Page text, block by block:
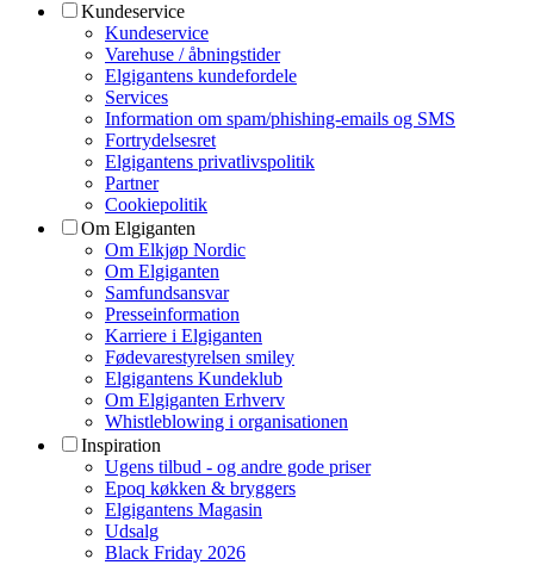
Kundeservice
Kundeservice
Varehuse / åbningstider
Elgigantens kundefordele
Services
Information om spam/phishing-emails og SMS
Fortrydelsesret
Elgigantens privatlivspolitik
Partner
Cookiepolitik
Om Elgiganten
Om Elkjøp Nordic
Om Elgiganten
Samfundsansvar
Presseinformation
Karriere i Elgiganten
Fødevarestyrelsen smiley
Elgigantens Kundeklub
Om Elgiganten Erhverv
Whistleblowing i organisationen
Inspiration
Ugens tilbud - og andre gode priser
Epoq køkken & bryggers
Elgigantens Magasin
Udsalg
Black Friday 2026